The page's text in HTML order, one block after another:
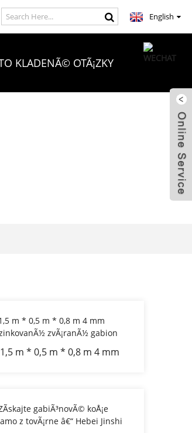
English
KLADENÃ© OTÃ¡ZKY
1,5 m * 0,5 m * 0,8 m 4 mm